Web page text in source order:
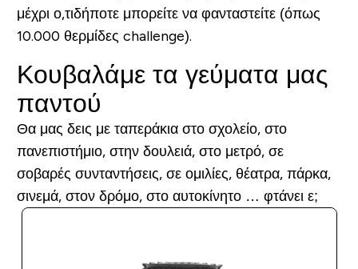
μέχρι ο,τιδήποτε μπορείτε να φανταστείτε (όπως
10.000 θερμίδες challenge).
Κουβαλάμε τα γεύματα μας
παντού
Θα μας δεις με ταπεράκια στο σχολείο, στο
πανεπιστήμιο, στην δουλειά, στο μετρό, σε
σοβαρές συνταντήσεις, σε ομιλίες, θέατρα, πάρκα,
σινεμά, στον δρόμο, στο αυτοκίνητο … φτάνει ε;